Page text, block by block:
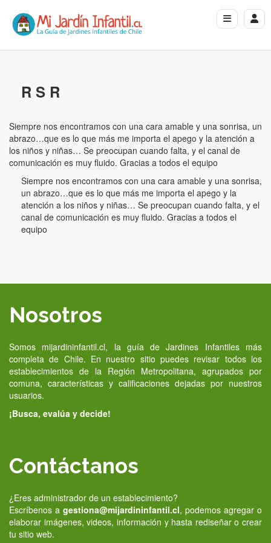
R S R
Siempre nos encontramos con una cara amable y una sonrisa, un
abrazo…que es lo que más me importa el apego y la atención a
los niños y niñas… Se preocupan cuando falta, y el canal de
comunicación es muy fluido. Gracias a todos el equipo
Siempre nos encontramos con una cara amable y una sonrisa,
un abrazo…que es lo que más me importa el apego y la
atención a los niños y niñas… Se preocupan cuando falta, y el
canal de comunicación es muy fluido. Gracias a todos el
equipo
Nosotros
Somos mijardininfantil.cl, la guía de Jardines Infantiles más
completa de Chile. En nuestro sitio puedes revisar todos los
establecimientos de la Región Metropolitana, agrupados por
comuna, características y calificaciones dejadas por nuestros
usuarios.
¡Busca, evalúa y decide!
Contáctanos
¿Eres administrador de un establecimiento?
Escríbenos a gestiona@mijardininfantil.cl, podemos agregar o
elaborar imágenes, videos, información y hasta rediseñar o crear
tu sitio web.